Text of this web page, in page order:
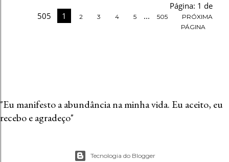
Página: 1 de
505
1 2 3 4 5 ... 505
PRÓXIMA
PÁGINA
"Eu manifesto a abundância na minha vida. Eu aceito, eu
recebo e agradeço"
Tecnologia do Blogger